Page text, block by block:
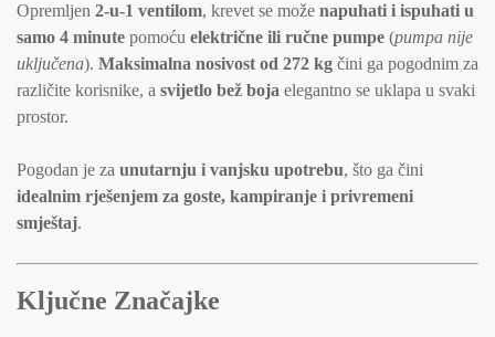
Opremljen 2-u-1 ventilom, krevet se može napuhati i ispuhati u
samo 4 minute pomoću električne ili ručne pumpe (pumpa nije
uključena). Maksimalna nosivost od 272 kg čini ga pogodnim za
različite korisnike, a svijetlo bež boja elegantno se uklapa u svaki
prostor.
Pogodan je za unutarnju i vanjsku upotrebu, što ga čini
idealnim rješenjem za goste, kampiranje i privremeni
smještaj.
Ključne Značajke